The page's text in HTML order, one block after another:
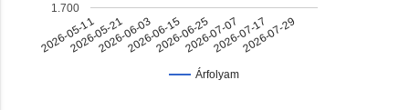
Árfolyam
2026-05-112026-05-212026-06-032026-06-152026-06-252026-07-072026-07-172026-07-29
1.700